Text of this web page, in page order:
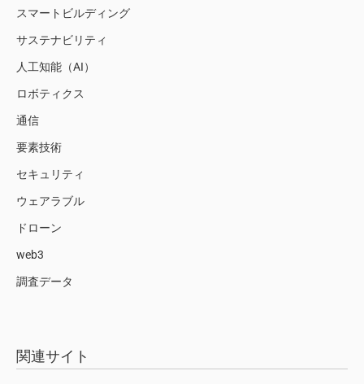
スマートビルディング
サステナビリティ
人工知能（AI）
ロボティクス
通信
要素技術
セキュリティ
ウェアラブル
ドローン
web3
調査データ
関連サイト